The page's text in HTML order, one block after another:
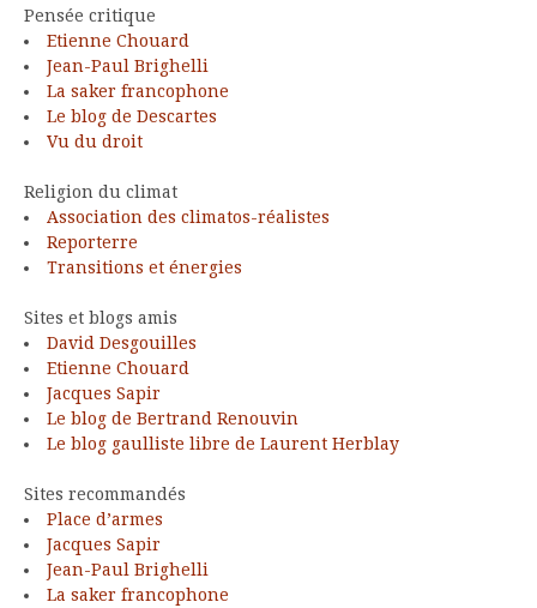
Pensée critique
Etienne Chouard
Jean-Paul Brighelli
La saker francophone
Le blog de Descartes
Vu du droit
Religion du climat
Association des climatos-réalistes
Reporterre
Transitions et énergies
Sites et blogs amis
David Desgouilles
Etienne Chouard
Jacques Sapir
Le blog de Bertrand Renouvin
Le blog gaulliste libre de Laurent Herblay
Sites recommandés
Place d’armes
Jacques Sapir
Jean-Paul Brighelli
La saker francophone